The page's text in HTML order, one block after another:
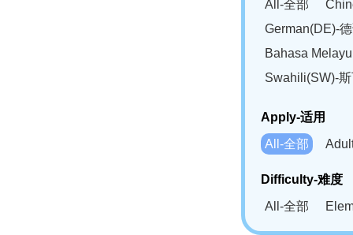
All-全部
German(DE)-
Bahasa
Swahili(SW)-
Apply-适用
All-全部
Difficulty-难度
All-全部